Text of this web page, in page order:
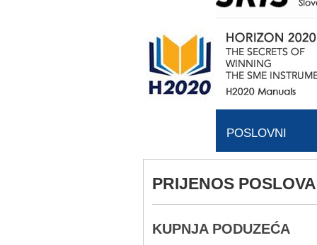
POSLOVNI
PRIJENOS
KUPNJA PODUZEĆA